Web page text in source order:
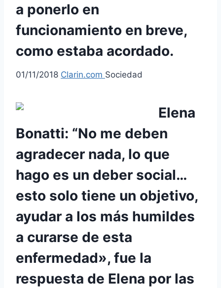
a ponerlo en
funcionamiento en breve,
como estaba acordado.
01/11/2018 Clarin.com Sociedad
Elena
Bonatti: “No me deben
agradecer nada, lo que
hago es un deber social…
esto solo tiene un objetivo,
ayudar a los más humildes
a curarse de esta
enfermedad», fue la
respuesta de Elena por las